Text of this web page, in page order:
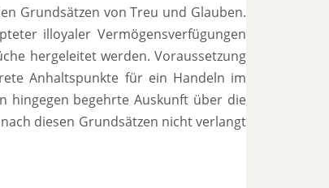
Grundsätzen von Treu und Glauben.
illoyaler Vermögensverfügungen
hergeleitet werden. Voraussetzung
Anhaltspunkte für ein Handeln im
hingegen begehrte Auskunft über die
diesen Grundsätzen nicht verlangt